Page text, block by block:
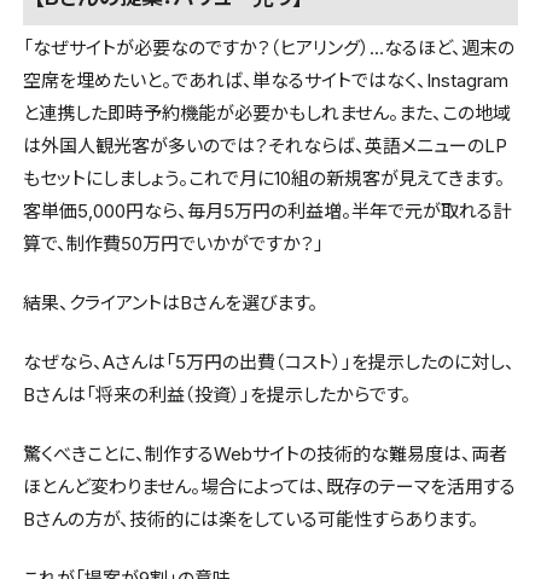
「なぜサイトが必要なのですか？（ヒアリング）…なるほど、週末の
空席を埋めたいと。であれば、単なるサイトではなく、Instagram
と連携した即時予約機能が必要かもしれません。また、この地域
は外国人観光客が多いのでは？それならば、英語メニューのLP
もセットにしましょう。これで月に10組の新規客が見えてきます。
客単価5,000円なら、毎月5万円の利益増。半年で元が取れる計
算で、制作費50万円でいかがですか？」
結果、クライアントはBさんを選びます。
なぜなら、Aさんは「5万円の出費（コスト）」を提示したのに対し、
Bさんは「将来の利益（投資）」を提示したからです。
驚くべきことに、制作するWebサイトの技術的な難易度は、両者
ほとんど変わりません。場合によっては、既存のテーマを活用する
Bさんの方が、技術的には楽をしている可能性すらあります。